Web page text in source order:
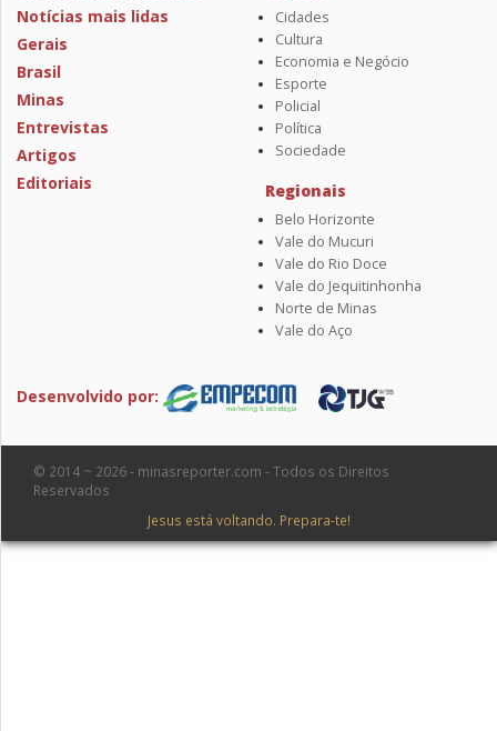
Notícias mais lidas
Gerais
Brasil
Minas
Entrevistas
Artigos
Editoriais
Cidades
Cultura
Economia e Negócio
Esporte
Policial
Política
Sociedade
Regionais
Belo Horizonte
Vale do Mucuri
Vale do Rio Doce
Vale do Jequitinhonha
Norte de Minas
Vale do Aço
Desenvolvido por:
© 2014 ~ 2026 - minasreporter.com - Todos os Direitos
Reservados
Jesus está voltando. Prepara-te!